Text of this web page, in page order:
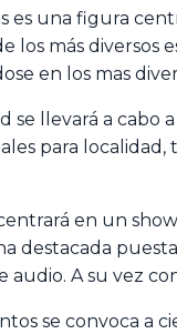
es una figura
los más
en los mas
se llevará a cabo
para
en un
destacada
audio. A su vez
se convoca a